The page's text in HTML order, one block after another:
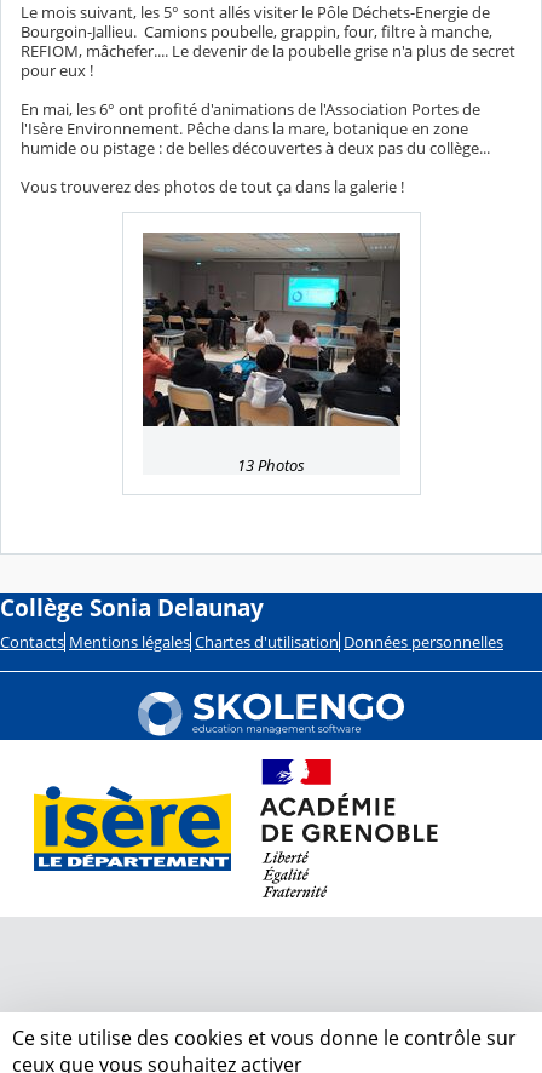
Le mois suivant, les 5° sont allés visiter le Pôle Déchets-Energie de
Bourgoin-Jallieu. Camions poubelle, grappin, four, filtre à manche,
REFIOM, mâchefer.... Le devenir de la poubelle grise n'a plus de secret
pour eux !
En mai, les 6° ont profité d'animations de l'Association Portes de
l'Isère Environnement. Pêche dans la mare, botanique en zone
humide ou pistage : de belles découvertes à deux pas du collège...
Vous trouverez des photos de tout ça dans la galerie !
13 Photos
Collège Sonia Delaunay
Contacts Mentions légales Chartes d'utilisation Données personnelles
Ce site utilise des cookies et vous donne le contrôle sur
ceux que vous souhaitez activer